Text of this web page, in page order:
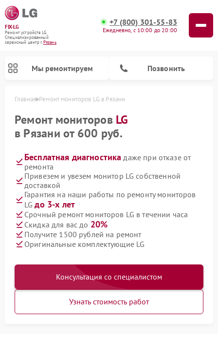
FIX-LG
Ремонт устройств LG
Специализированный
cервисный центр г.Рязань
+7 (800) 301-55-83
Ежедневно, с 10:00 до 20:00
Мы ремонтируем Позвонить
Главная Ремонт мониторов LG в Рязани
Ремонт мониторов LG
в Рязани от 600 руб.
Бесплатная диагностика даже при отказе от
ремонта
Привезем и увезем монитор LG собственной
доставкой
Гарантия на наши работы по ремонту мониторов
LGдо 3-х лет
Срочный ремонт мониторов LG в течении часа
Скидка для вас до 20%
Получите 1500 рублей на ремонт
Оригинальные комплектующие LG
Консультация со специалистом
Узнать стоимость работ